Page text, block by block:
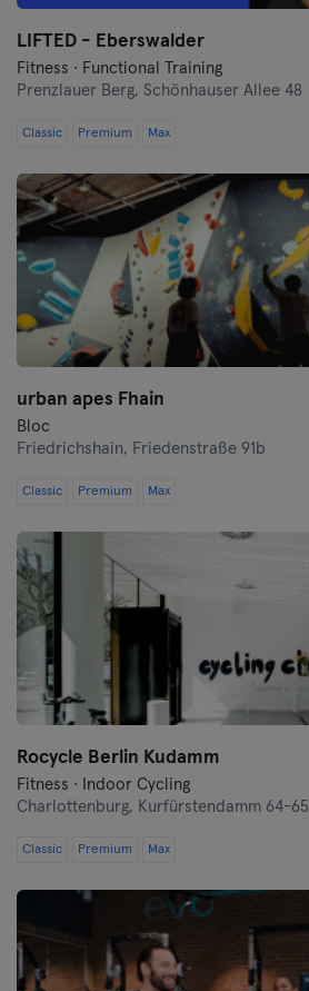
LIFTED - Eberswalder
Fitness · Functional Training
Prenzlauer Berg, Schönhauser Allee 48
Classic Premium Max
urban apes Fhain
Bloc
Friedrichshain, Friedenstraße 91b
Classic Premium Max
Rocycle Berlin Kudamm
Fitness · Indoor Cycling
Charlottenburg, Kurfürstendamm 64-65
Classic Premium Max
Oberhausen
Passau
Ravensburg
Ratisbonne
Reutlingen
Rostock
Saarbrücken
Saarlouis
Siegen
Straubing
Stuttgart
Trier
Wolfsburg
Wuppertal